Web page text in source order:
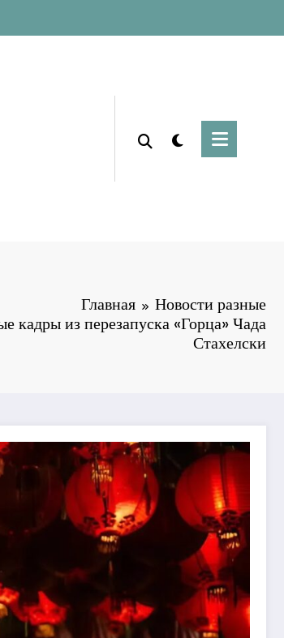
Главная
Новости разные
кадры из перезапуска «Горца» Чада
Стахелски